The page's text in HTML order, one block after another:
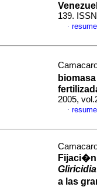
139.
·
2005,
·
a las